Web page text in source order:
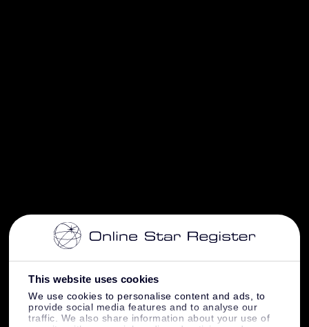
This website uses cookies
We use cookies to personalise content and ads, to
provide social media features and to analyse our
traffic. We also share information about your use of